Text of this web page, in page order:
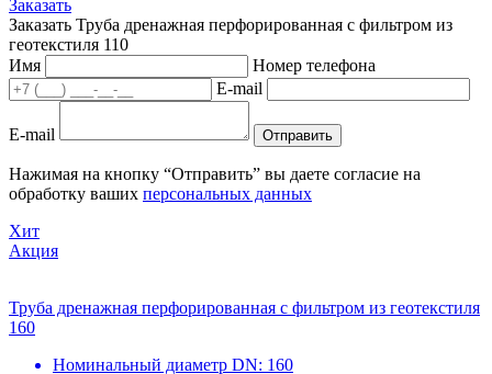
Заказать
Заказать Труба дренажная перфорированная с фильтром из
геотекстиля 110
Имя
Номер телефона
E-mail
E-mail Отправить
Нажимая на кнопку “Отправить” вы даете согласие на
обработку ваших персональных данных
Хит
Акция
Труба дренажная перфорированная с фильтром из геотекстиля
160
Номинальный диаметр DN: 160